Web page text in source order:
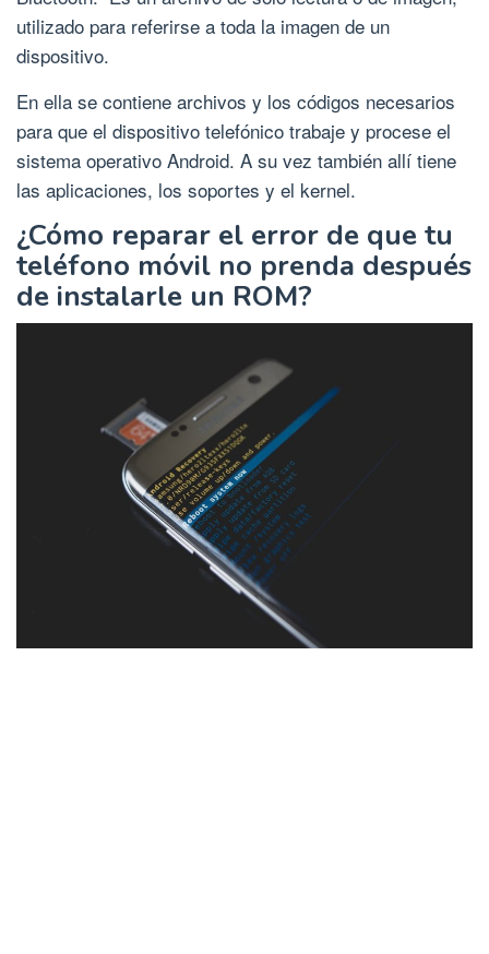
utilizado para referirse a toda la imagen de un
dispositivo.
En ella se contiene archivos y los códigos necesarios
para que el dispositivo telefónico trabaje y procese el
sistema operativo Android. A su vez también allí tiene
las aplicaciones, los soportes y el kernel.
¿Cómo reparar el error de que tu
teléfono móvil no prenda después
de instalarle un ROM?